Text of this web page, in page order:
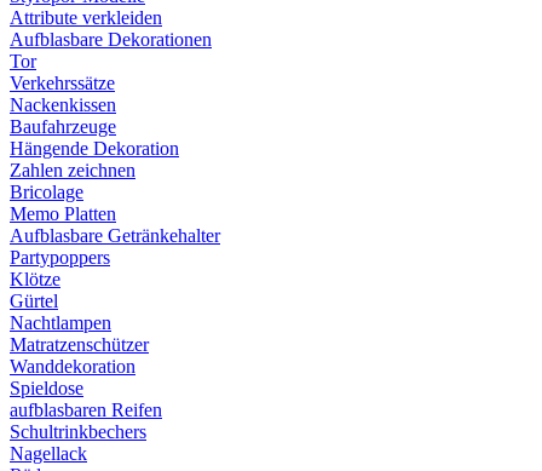
Attribute verkleiden
Aufblasbare Dekorationen
Tor
Verkehrssätze
Nackenkissen
Baufahrzeuge
Hängende Dekoration
Zahlen zeichnen
Bricolage
Memo Platten
Aufblasbare Getränkehalter
Partypoppers
Klötze
Gürtel
Nachtlampen
Matratzenschützer
Wanddekoration
Spieldose
aufblasbaren Reifen
Schultrinkbechers
Nagellack